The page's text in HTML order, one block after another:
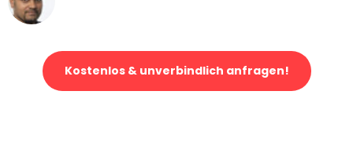
Kostenlos & unverbindlich anfragen!